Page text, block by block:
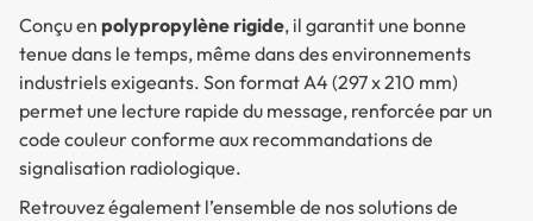
Conçu en polypropylène rigide, il garantit une bonne
tenue dans le temps, même dans des environnements
industriels exigeants. Son format A4 (297 x 210 mm)
permet une lecture rapide du message, renforcée par un
code couleur conforme aux recommandations de
signalisation radiologique.
Retrouvez également l’ensemble de nos solutions de